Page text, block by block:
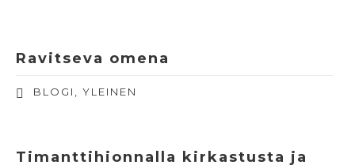
Ravitseva omena
BLOGI YLEINEN
Timanttihionnalla kirkastusta ja